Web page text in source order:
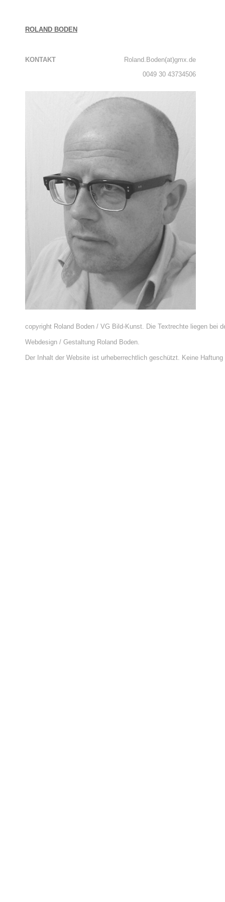
ROLAND BODEN
KONTAKT
Roland.Boden(at)gmx.de
0049 30 43734506
copyright Roland Boden / VG Bild-Kunst. Die Textrechte liegen bei
Webdesign / Gestaltung Roland Boden.
Der Inhalt der Website ist urheberrechtlich geschützt. Keine